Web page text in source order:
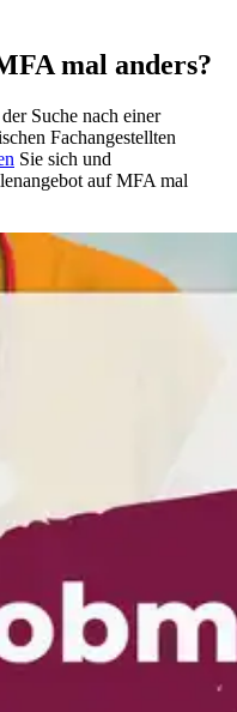
mal anders?
Suche nach einer
Fachangestellten
Sie sich und
auf MFA mal